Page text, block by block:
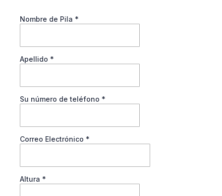
Nombre de Pila *
Apellido *
Su número de teléfono *
Correo Electrónico *
Altura *